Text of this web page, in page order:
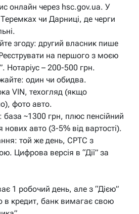
онлайн через hsc.gov.ua. У
Теремках чи Дарниці, де черги
згоду: другий власник пише
на першого з моєю
Нотаріус – 200-500 грн.
один чи обидва.
VIN, техогляд (якщо
фото авто.
база ~1300 грн, плюс пенсійний
нових авто (3-5% від вартості).
той же день, СРТС з
Цифрова версія в “Дії” за
1 робочий день, але з “Дією”
в кредит, банк вимагає свою